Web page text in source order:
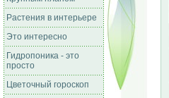
Растения в интерьере
Это интересно
Гидропоника - это
просто
Цветочный гороскоп